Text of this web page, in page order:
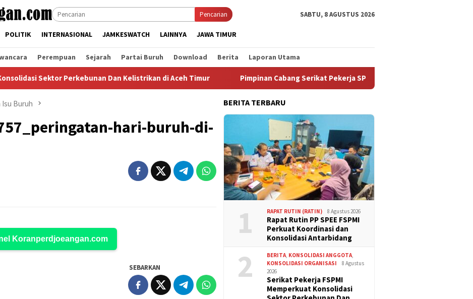
Pencarian SABTU, 8 AGUSTUS 2026
POLITIK INTERNASIONAL JAMKESWATCH LAINNYA JAWA TIMUR
Perempuan Sejarah Partai Buruh Download Berita Laporan Utama
Sektor Perkebunan Dan Kelistrikan di Aceh Timur Pimpinan Cabang Serikat Pekerja SPEE FSPMI Aceh Soroti Hak Normatif
Isu Buruh
hari-buruh-di-
Koranperdjoeangan.com
SEBARKAN
BERITA TERBARU
1 RAPAT RUTIN (RATIN) 8 Agustus 2026
Rapat Rutin PP SPEE FSPMI
Perkuat Koordinasi dan
Konsolidasi Antarbidang
2 BERITA KONSOLIDASI ANGGOTA
KONSOLIDASI ORGANISASI
8 Agustus
2026
Serikat Pekerja FSPMI
Memperkuat Konsolidasi